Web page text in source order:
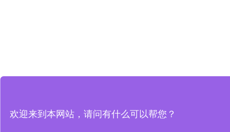
欢迎来到本网站，请问有什么可以帮您？